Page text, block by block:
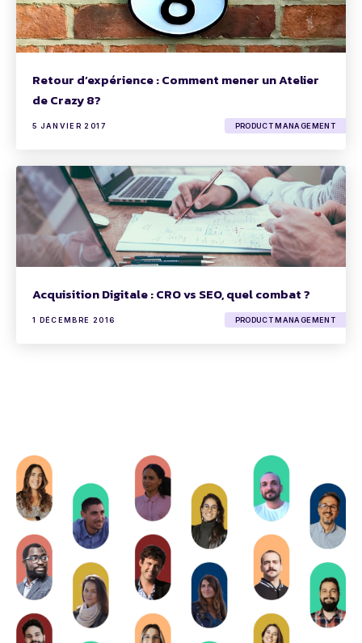
Retour d’expérience : Comment mener un Atelier
de Crazy 8?
5 JANVIER 2017 PRODUCT MANAGEMENT
Acquisition Digitale : CRO vs SEO, quel combat ?
1 DÉCEMBRE 2016 PRODUCT MANAGEMENT